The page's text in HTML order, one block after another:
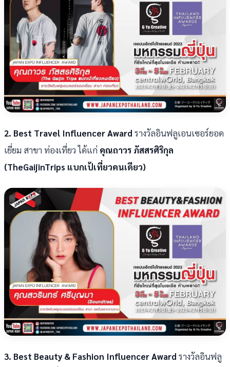
2. Best Travel Influencer Award รางวัลอินฟลูเอนเซอร์ยอด
เยี่ยม สาขา ท่องเที่ยว ได้แก่ คุณถาวร ภัสสรศิริกุล
(TheGaijinTrips แบกเป้เที่ยวคนเดียว)
3. Best Beauty & Fashion Influencer Award รางวัลอินฟลู